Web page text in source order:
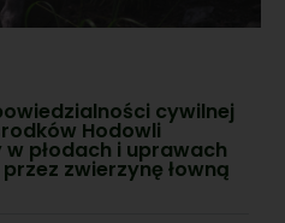
cywilnej
Hodowli
płodach i uprawach
zwierzynę łowną